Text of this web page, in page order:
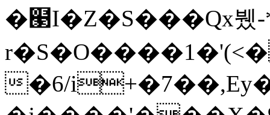
�๣I�Z�S���Qx뷌
�6/